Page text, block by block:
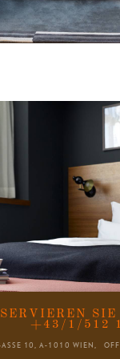
+43/1/512
10, A-1010 WIEN,